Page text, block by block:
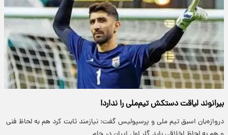
بیرانوند لیاقت دستکش تیم‌ملی را ندارد!
دروازه‌بان اسبق تیم ملی و پرسپولیس گفت: نیازمند ثابت کرد هم به لحاظ فنی